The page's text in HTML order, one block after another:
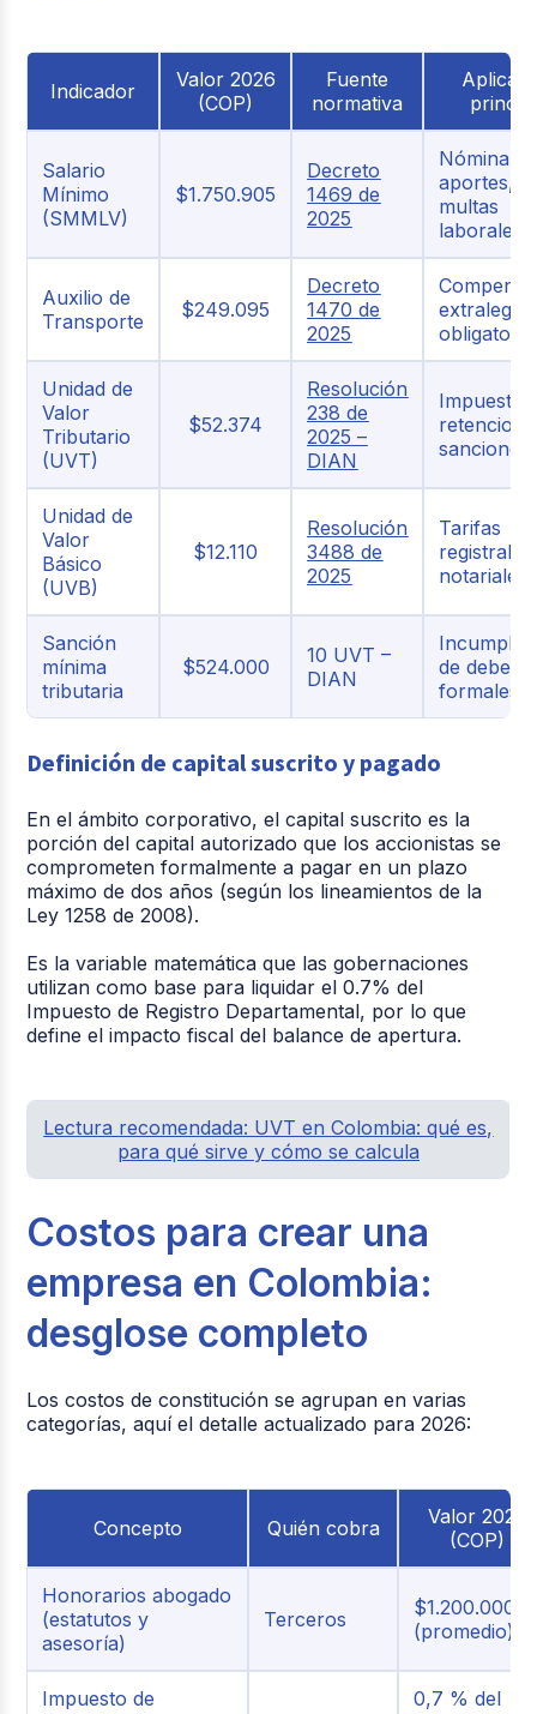
Indicador
Valor 2026
(COP)
Fuente
normativa
Salario
Mínimo
(SMMLV)
$1.750.905
Decreto
1469 de
2025
Nómina,
aportes,
multas
laborales
Auxilio de
Transporte
$249.095
Decreto
1470 de
2025
extralegal
obligatoria
Unidad de
Valor
Tributario
(UVT)
$52.374
Resolución
238 de
2025 –
DIAN
sanciones
Unidad de
Valor
Básico
(UVB)
$12.110
Resolución
3488 de
2025
Tarifas
notariales
Sanción
mínima
tributaria
$524.000
10 UVT –
DIAN
de
formales
Definición de capital suscrito y pagado
En el ámbito corporativo, el capital suscrito es la
porción del capital autorizado que los accionistas se
comprometen formalmente a pagar en un plazo
máximo de dos años (según los lineamientos de la
Ley 1258 de 2008).
Es la variable matemática que las gobernaciones
utilizan como base para liquidar el 0.7% del
Impuesto de Registro Departamental, por lo que
define el impacto fiscal del balance de apertura.
Lectura recomendada: UVT en Colombia: qué es,
para qué sirve y cómo se calcula
Costos para crear una
empresa en Colombia:
desglose completo
Los costos de constitución se agrupan en varias
categorías, aquí el detalle actualizado para 2026:
Concepto Quién cobra
Valor 2026
(COP)
Honorarios abogado
(estatutos y
asesoría)
Terceros
$1.200.000
(promedio)
Impuesto de
0,7 % del